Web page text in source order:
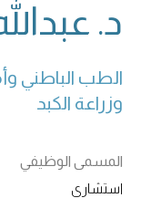
د.
الطب الباطني
وزراعة الكبد
المسمى الوظيفي
استشاري